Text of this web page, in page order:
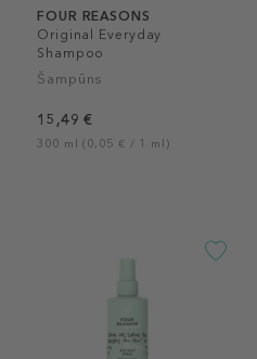
FOUR REASONS
Original Everyday
Shampoo
Šampūns
15,49 €
300 ml (0,05 € / 1 ml)